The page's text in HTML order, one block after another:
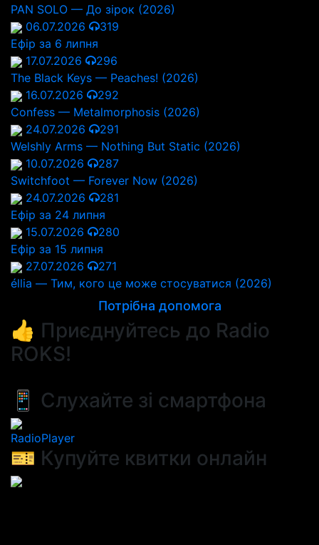
PAN SOLO — До зірок (2026)
06.07.2026
319
Ефір за 6 липня
17.07.2026
296
The Black Keys — Peaches! (2026)
16.07.2026
292
Confess — Metalmorphosis (2026)
24.07.2026
291
Welshly Arms — Nothing But Static (2026)
10.07.2026
287
Switchfoot — Forever Now (2026)
24.07.2026
281
Ефір за 24 липня
15.07.2026
280
Ефір за 15 липня
27.07.2026
271
éllia — Тим, кого це може стосуватися (2026)
Потрібна допомога
👍 Приєднуйтесь до Radio
ROKS!
📱 Слухайте зі смартфона
RadioPlayer
🎫 Купуйте квитки онлайн